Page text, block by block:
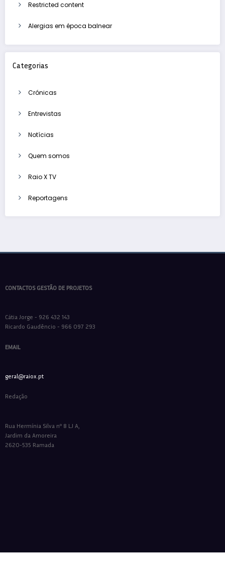
Restricted content
Alergias em época balnear
Categorias
Crónicas
Entrevistas
Notícias
Quem somos
Raio X TV
Reportagens
CONTACTOS GESTÃO DE PROJETOS
Cátia Jorge - 926 432 143
Ricardo Gaudêncio - 966 097 293
EMAIL
geral@raiox.pt
Redação
Rua Hermínia Silva nº 8 LJ A,
Jardim da Amoreira
2620-535 Ramada